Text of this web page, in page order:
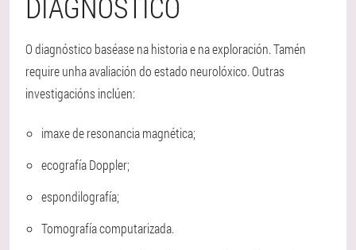
O diagnóstico baséase na historia e na exploración. Tamén
require unha avaliación do estado neurolóxico. Outras
investigacións inclúen:
imaxe de resonancia magnética;
ecografía Doppler;
espondilografía;
Tomografía computarizada.